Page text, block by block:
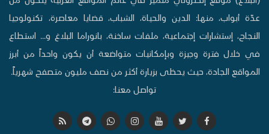
عدّة أبواب، منها: الدين والحياة، الشباب، قضايا معاصرة، تكنولوجيا
النجاح، إستشارات إجتماعية، ملفات ساخنة، بانوراما البلاغ و... استطاع
في خلال فترة وجيزة وبإمكانيات متواضعة أن يكون واحداً من أبرز
المواقع الجادة، حيث يحظى بزيارة أكثر من نصف مليون متصفح شهرياً.
تواصل معنا: